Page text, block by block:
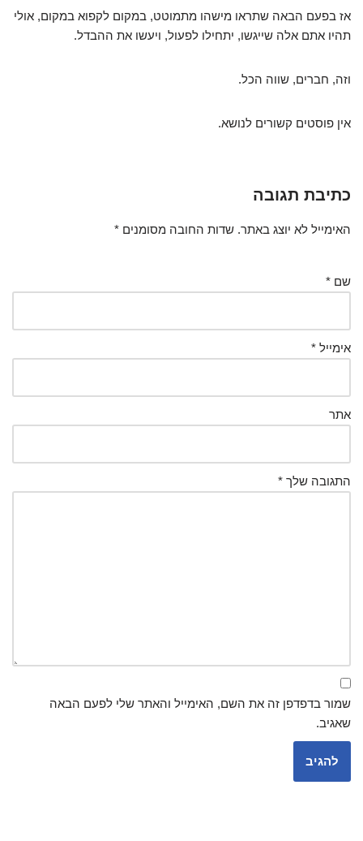
אז בפעם הבאה שתראו מישהו מתמוטט, במקום לקפוא במקום, אולי
תהיו אתם אלה שייגשו, יתחילו לפעול, ויעשו את ההבדל.
וזה, חברים, שווה הכל.
אין פוסטים קשורים לנושא.
כתיבת תגובה
האימייל לא יוצג באתר. שדות החובה מסומנים *
שם *
אימייל *
אתר
התגובה שלך *
שמור בדפדפן זה את השם, האימייל והאתר שלי לפעם הבאה
שאגיב.